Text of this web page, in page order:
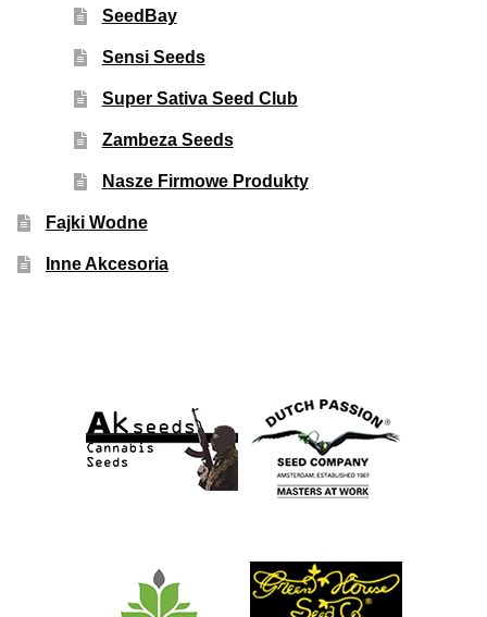
SeedBay
Sensi Seeds
Super Sativa Seed Club
Zambeza Seeds
Nasze Firmowe Produkty
Fajki Wodne
Inne Akcesoria